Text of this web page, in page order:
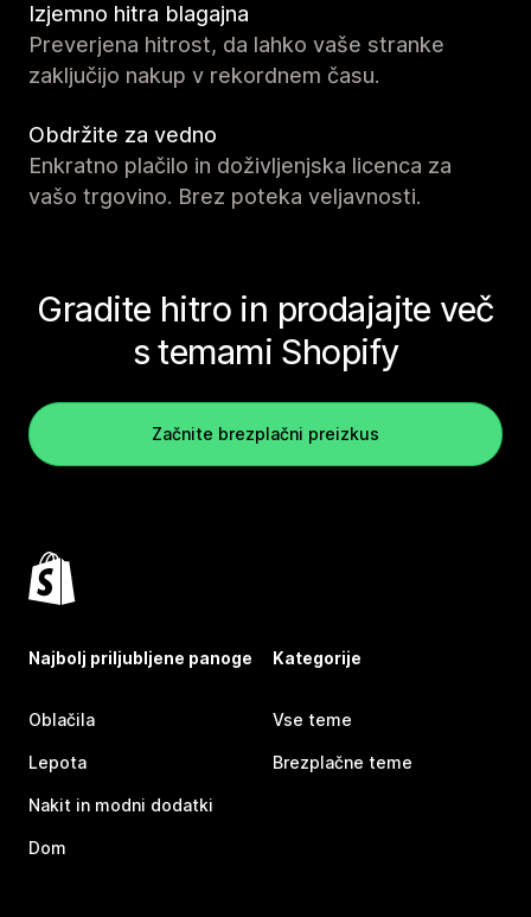
Izjemno hitra blagajna
Preverjena hitrost, da lahko vaše stranke
zaključijo nakup v rekordnem času.
Obdržite za vedno
Enkratno plačilo in doživljenjska licenca za
vašo trgovino. Brez poteka veljavnosti.
Gradite hitro in prodajajte več
s temami Shopify
Začnite brezplačni preizkus
Najbolj priljubljene panoge
Oblačila
Lepota
Nakit in modni dodatki
Dom
Kategorije
Vse teme
Brezplačne teme